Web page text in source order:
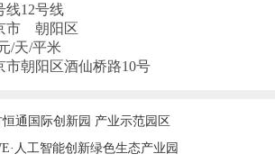
12号线
市 朝阳区
/天/平米
朝阳区酒仙桥路10号
通国际创新园 产业示范园区
人工智能创新绿色生态产业园